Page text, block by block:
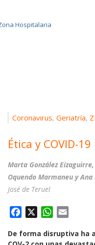
Coronavirus, Geriatría,
Ética y COVID-19
Marta González
Oquendo Marmaneu y
José de Teruel
c
W
a
a
De forma disruptiva ha